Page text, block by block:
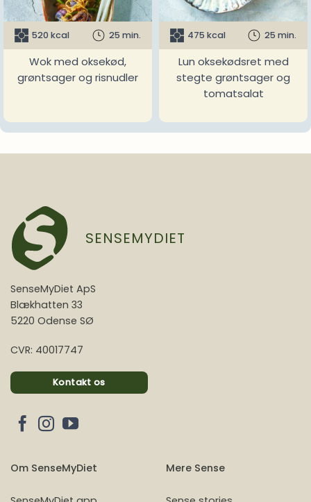
520 kcal 25 min.
Wok med oksekød,
grøntsager og risnudler
475 kcal 25 min.
Lun oksekødsret med
stegte grøntsager og
tomatsalat
SENSEMYDIET
SenseMyDiet ApS
Blækhatten 33
5220 Odense SØ
CVR: 40017747
Kontakt os
Om SenseMyDiet Mere Sense